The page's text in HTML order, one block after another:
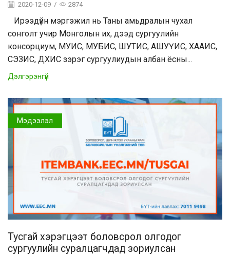
2020-12-09 / 2874
Ирээдүйн мэргэжил нь Таны амьдралын чухал
сонголт учир Монголын их, дээд сургуулийн
консорциум, МУИС, МУБИС, ШУТИС, АШУҮИС, ХААИС,
СЭЗИС, ДХИС зэрэг сургуулиудын албан ёсны...
Дэлгэрэнгүй
Мэдээлэл
Тусгай хэрэгцээт боловсрол олгодог
сургуулийн суралцагчдад зориулсан